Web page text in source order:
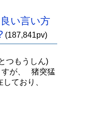
い言い方
(187,841pv)
つもうしん)
すが、 猪突猛
ており、